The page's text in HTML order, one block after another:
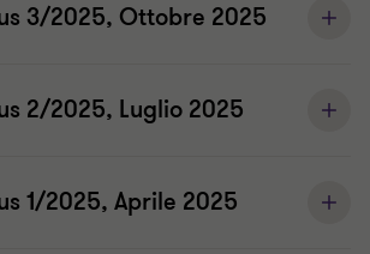
3/2025, Ottobre 2025
2/2025, Luglio 2025
1/2025, Aprile 2025